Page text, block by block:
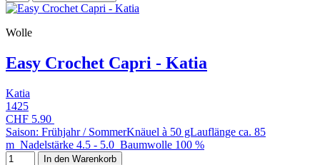
Wolle
Easy Crochet Capri - Katia
Katia
1425
CHF 5.90
Saison: Frühjahr / SommerKnäuel à 50 gLauflänge ca. 85
m Nadelstärke 4.5 - 5.0 Baumwolle 100 %
In den Warenkorb